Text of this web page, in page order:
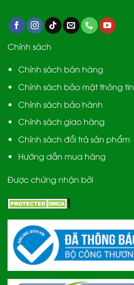
Chính sách
Chính sách bán hàng
Chính sách bảo mật thông tin
Chính sách bảo hành
Chính sách giao hàng
Chính sách đổi trả sản phẩm
Hướng dẫn mua hàng
Được chứng nhận bởi